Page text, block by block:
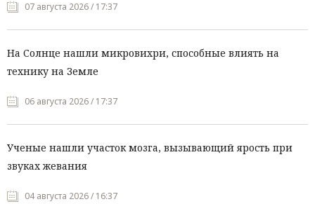
07 августа 2026 / 17:37
На Солнце нашли микровихри, способные влиять на
технику на Земле
06 августа 2026 / 17:37
Ученые нашли участок мозга, вызывающий ярость при
звуках жевания
04 августа 2026 / 16:37